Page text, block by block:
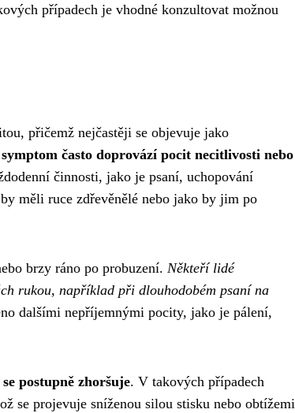
případech je vhodné konzultovat možnou
přičemž nejčastěji se objevuje jako
často doprovází pocit necitlivosti nebo
činnosti, jako je psaní, uchopování
měli ruce zdřevěnělé nebo jako by jim po
brzy ráno po probuzení. Někteří lidé
rukou, například při dlouhodobém psaní na
dalšími nepříjemnými pocity, jako je pálení,
postupně zhoršuje. V takových případech
se projevuje sníženou silou stisku nebo obtížemi